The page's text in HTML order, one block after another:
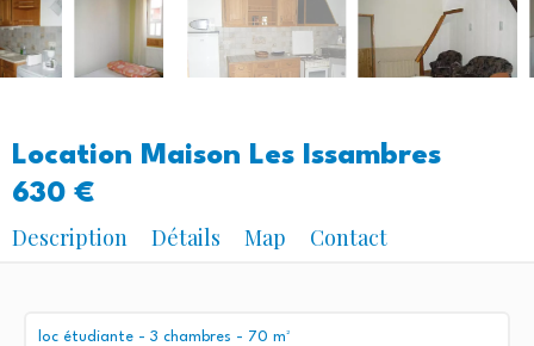
Location Maison Les Issambres
630 €
Description
Détails Map Contact
loc étudiante - 3 chambres - 70 m²